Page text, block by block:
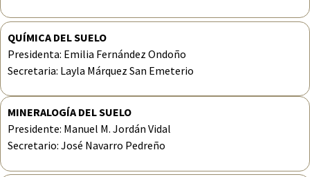
QUÍMICA DEL SUELO
Presidenta: Emilia Fernández Ondoño
Secretaria: Layla Márquez San Emeterio
MINERALOGÍA DEL SUELO
Presidente: Manuel M. Jordán Vidal
Secretario: José Navarro Pedreño